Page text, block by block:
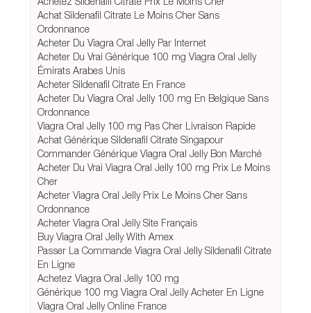
Achat Sildenafil Citrate Le Moins Cher Sans
Ordonnance
Acheter Du Viagra Oral Jelly Par Internet
Acheter Du Vrai Générique 100 mg Viagra Oral Jelly
Émirats Arabes Unis
Acheter Sildenafil Citrate En France
Acheter Du Viagra Oral Jelly 100 mg En Belgique Sans
Ordonnance
Viagra Oral Jelly 100 mg Pas Cher Livraison Rapide
Achat Générique Sildenafil Citrate Singapour
Commander Générique Viagra Oral Jelly Bon Marché
Acheter Du Vrai Viagra Oral Jelly 100 mg Prix Le Moins
Cher
Acheter Viagra Oral Jelly Prix Le Moins Cher Sans
Ordonnance
Acheter Viagra Oral Jelly Site Français
Buy Viagra Oral Jelly With Amex
Passer La Commande Viagra Oral Jelly Sildenafil Citrate
En Ligne
Achetez Viagra Oral Jelly 100 mg
Générique 100 mg Viagra Oral Jelly Acheter En Ligne
Viagra Oral Jelly Online France